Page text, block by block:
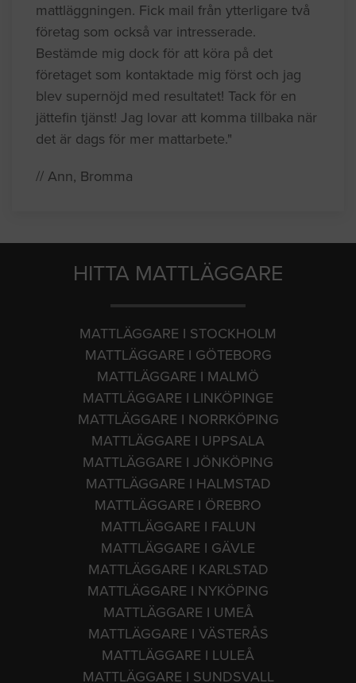
mattläggningen. Fick mail från ytterligare två
företag som också var intresserade.
Bestämde mig dock för att köra på det
företaget som kontaktade mig först och jag
blev supernöjd med resultatet! Tack för en
jättefin tjänst! Jag lovar att komma tillbaka när
det är dags för mer mattarbete."
// Ann, Bromma
HITTA MATTLÄGGARE
MATTLÄGGARE I STOCKHOLM
MATTLÄGGARE I GÖTEBORG
MATTLÄGGARE I MALMÖ
MATTLÄGGARE I LINKÖPINGE
MATTLÄGGARE I NORRKÖPING
MATTLÄGGARE I UPPSALA
MATTLÄGGARE I JÖNKÖPING
MATTLÄGGARE I HALMSTAD
MATTLÄGGARE I ÖREBRO
MATTLÄGGARE I FALUN
MATTLÄGGARE I GÄVLE
MATTLÄGGARE I KARLSTAD
MATTLÄGGARE I NYKÖPING
MATTLÄGGARE I UMEÅ
MATTLÄGGARE I VÄSTERÅS
MATTLÄGGARE I LULEÅ
MATTLÄGGARE I SUNDSVALL